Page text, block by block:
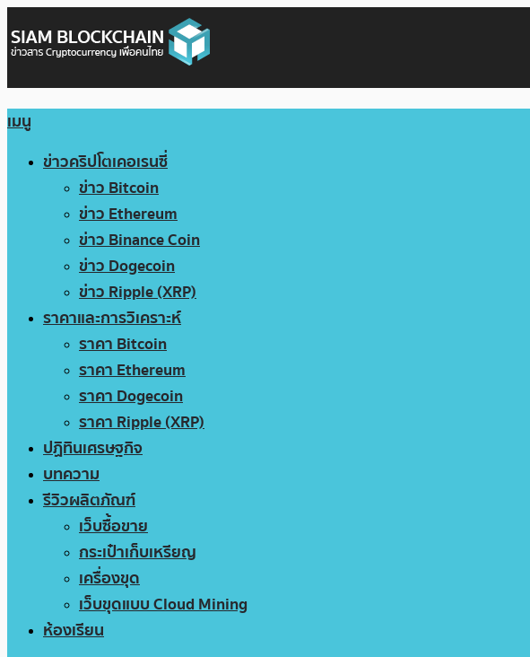
เมนู
ข่าวคริปโตเคอเรนซี่
ข่าว Bitcoin
ข่าว Ethereum
ข่าว Binance Coin
ข่าว Dogecoin
ข่าว Ripple (XRP)
ราคาและการวิเคราะห์
ราคา Bitcoin
ราคา Ethereum
ราคา Dogecoin
ราคา Ripple (XRP)
ปฏิทินเศรษฐกิจ
บทความ
รีวิวผลิตภัณฑ์
เว็บซื้อขาย
กระเป๋าเก็บเหรียญ
เครื่องขุด
เว็บขุดแบบ Cloud Mining
ห้องเรียน